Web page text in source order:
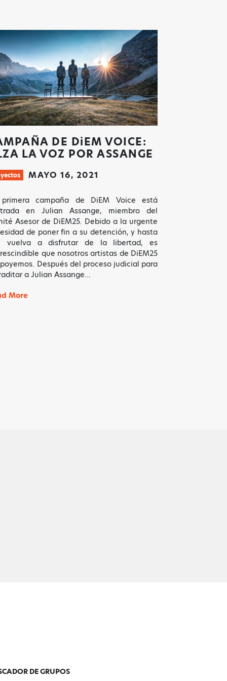
DE DiEM VOICE:
LA VOZ POR ASSANGE
MAYO 16, 2021
campaña de DiEM Voice está
en Julian Assange, miembro del
Asesor de DiEM25. Debido a la urgente
de poner fin a su detención, y hasta
vuelva a disfrutar de la libertad, es
que nosotros artistas de DiEM25
Después del proceso judicial para
a Julian Assange…
More
DE GRUPOS